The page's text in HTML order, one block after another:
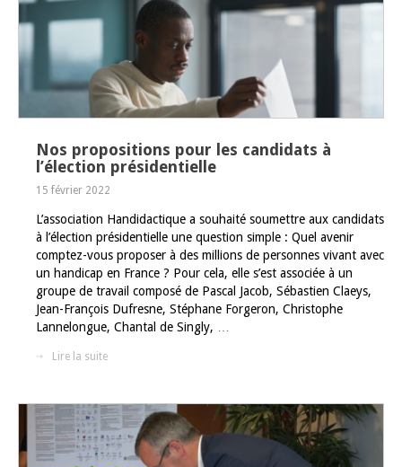
Nos propositions pour les candidats à
l’élection présidentielle
15 février 2022
L’association Handidactique a souhaité soumettre aux candidats
à l’élection présidentielle une question simple : Quel avenir
comptez-vous proposer à des millions de personnes vivant avec
un handicap en France ? Pour cela, elle s’est associée à un
groupe de travail composé de Pascal Jacob, Sébastien Claeys,
Jean-François Dufresne, Stéphane Forgeron, Christophe
Lannelongue, Chantal de Singly,
Lire la suite